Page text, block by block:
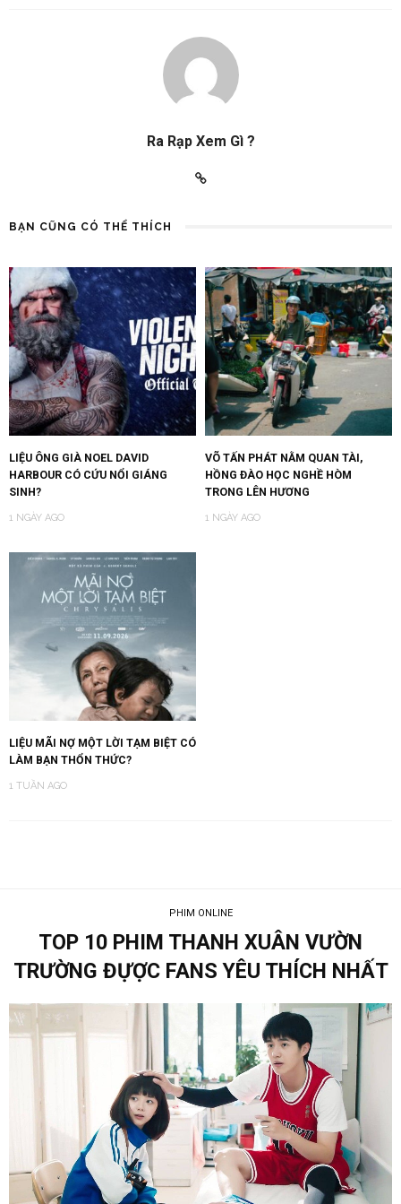
Ra Rạp Xem Gì ?
BẠN CŨNG CÓ THỂ THÍCH
LIỆU ÔNG GIÀ NOEL DAVID
HARBOUR CÓ CỨU NỔI GIÁNG
SINH?
1 NGÀY AGO
VÕ TẤN PHÁT NẰM QUAN TÀI,
HỒNG ĐÀO HỌC NGHỀ HÒM
TRONG LÊN HƯƠNG
1 NGÀY AGO
LIỆU MÃI NỢ MỘT LỜI TẠM BIỆT CÓ
LÀM BẠN THỔN THỨC?
1 TUẦN AGO
PHIM ONLINE
TOP 10 PHIM THANH XUÂN VƯỜN
TRƯỜNG ĐỰỢC FANS YÊU THÍCH NHẤT